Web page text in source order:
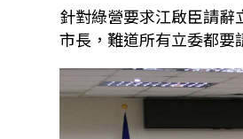
針對綠營要求江啟臣請
市長，難道所有立委都要